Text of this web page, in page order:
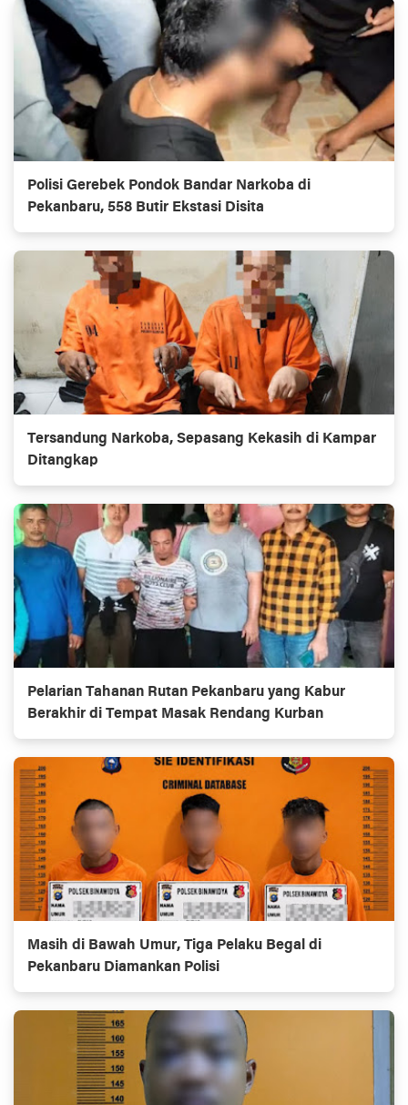
Polisi Gerebek Pondok Bandar Narkoba di
Pekanbaru, 558 Butir Ekstasi Disita
Tersandung Narkoba, Sepasang Kekasih di Kampar
Ditangkap
Pelarian Tahanan Rutan Pekanbaru yang Kabur
Berakhir di Tempat Masak Rendang Kurban
Masih di Bawah Umur, Tiga Pelaku Begal di
Pekanbaru Diamankan Polisi